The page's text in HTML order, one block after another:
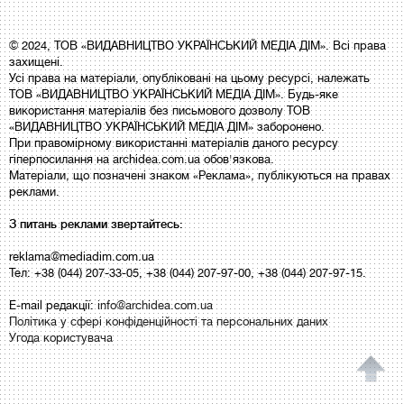
© 2024, ТОВ «ВИДАВНИЦТВО УКРАЇНСЬКИЙ МЕДІА ДІМ». Всі права
захищені.
Усі права на матеріали, опубліковані на цьому ресурсі, належать
ТОВ «ВИДАВНИЦТВО УКРАЇНСЬКИЙ МЕДІА ДІМ». Будь-яке
використання матеріалів без письмового дозволу ТОВ
«ВИДАВНИЦТВО УКРАЇНСЬКИЙ МЕДІА ДІМ» заборонено.
При правомірному використанні матеріалів даного ресурсу
гіперпосилання на archidea.com.ua обов'язкова.
Матеріали, що позначені знаком «Реклама», публікуються на правах
реклами.
З питань реклами звертайтесь:
reklama@mediadim.com.ua
Тел: +38 (044) 207-33-05, +38 (044) 207-97-00, +38 (044) 207-97-15.
E-mail редакції:info@archidea.com.ua
Політика у сфері конфіденційності та персональних даних
Угода користувача